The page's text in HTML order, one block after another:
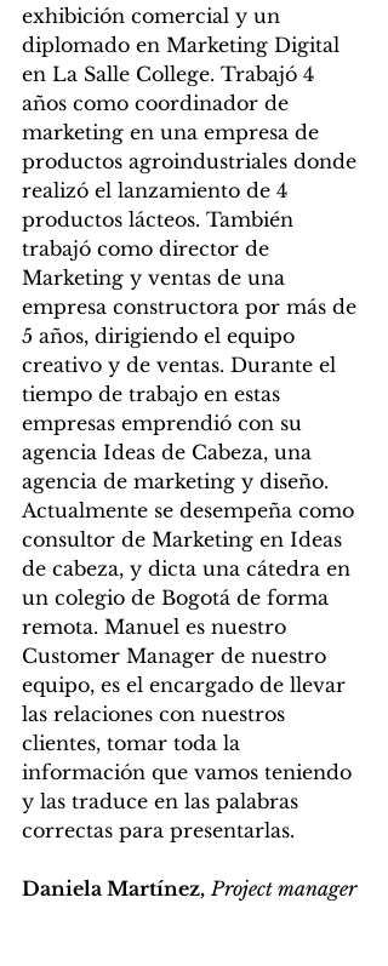
exhibición comercial y un
diplomado en Marketing Digital
en La Salle College. Trabajó 4
años como coordinador de
marketing en una empresa de
productos agroindustriales donde
realizó el lanzamiento de 4
productos lácteos. También
trabajó como director de
Marketing y ventas de una
empresa constructora por más de
5 años, dirigiendo el equipo
creativo y de ventas. Durante el
tiempo de trabajo en estas
empresas emprendió con su
agencia Ideas de Cabeza, una
agencia de marketing y diseño.
Actualmente se desempeña como
consultor de Marketing en Ideas
de cabeza, y dicta una cátedra en
un colegio de Bogotá de forma
remota. Manuel es nuestro
Customer Manager de nuestro
equipo, es el encargado de llevar
las relaciones con nuestros
clientes, tomar toda la
información que vamos teniendo
y las traduce en las palabras
correctas para presentarlas.
Daniela Martínez, Project manager